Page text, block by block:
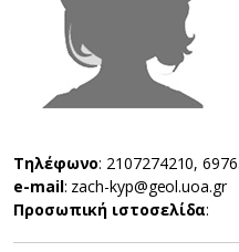
Τηλέφωνο: 2107274210,
e-mail: zach-kyp@geol.uoa.gr
Προσωπική ιστοσελίδα: